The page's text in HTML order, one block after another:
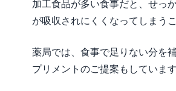
加工食品が多い食事だと、せっ
が吸収されにくくなってしまうこ
薬局では、食事で足りない分を
プリメントのご提案もしています